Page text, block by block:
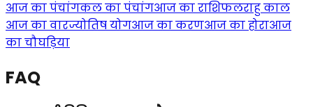
आज का पंचांगकल का पंचांगआज का राशिफलराहु काल
आज का वारज्योतिष योगआज का करणआज का होराआज
का चौघड़िया
FAQ